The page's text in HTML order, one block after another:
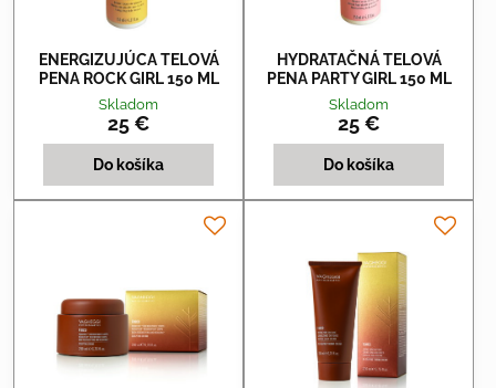
ENERGIZUJÚCA TELOVÁ
PENA ROCK GIRL 150 ML
Skladom
25 €
Do košíka
HYDRATAČNÁ TELOVÁ
PENA PARTY GIRL 150 ML
Skladom
25 €
Do košíka